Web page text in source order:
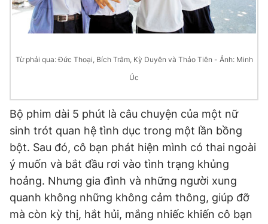
Theo dõi báo trên
Tổng biên tập: Nguyễn Ngọc Toàn
Phó tổng biên tập thường trực: Hải Thành
Phó tổng biên tập: Lâm Hiếu Dũng
Tổng thư ký tòa soạn: Đức Trung
Giấy phép xuất bản số 110/GP - BTTTT cấp ngày 24.3.2020
© 2003-2026 Bản quyền thuộc về Báo Thanh Niên. Cấm sao
chép dưới mọi hình thức nếu không có sự chấp thuận bằng văn
bản. Phát triển bởi ePi Technologies, JSC.
Từ phải qua: Đức Thoại, Bích Trâm, Kỳ Duyên và Thảo Tiên - Ảnh: Minh
Úc
Bộ phim dài 5 phút là câu chuyện của một nữ
sinh trót quan hệ tình dục trong một lần bồng
bột. Sau đó, cô bạn phát hiện mình có thai ngoài
ý muốn và bắt đầu rơi vào tình trạng khủng
hoảng. Nhưng gia đình và những người xung
quanh không những không cảm thông, giúp đỡ
mà còn kỳ thị, hắt hủi, mắng nhiếc khiến cô bạn